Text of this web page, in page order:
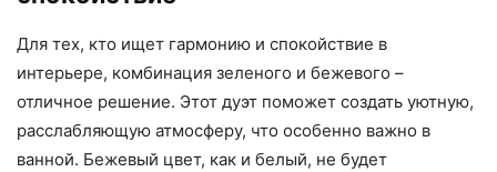
Для тех, кто ищет гармонию и спокойствие в
интерьере, комбинация зеленого и бежевого –
отличное решение. Этот дуэт поможет создать уютную,
расслабляющую атмосферу, что особенно важно в
ванной. Бежевый цвет, как и белый, не будет